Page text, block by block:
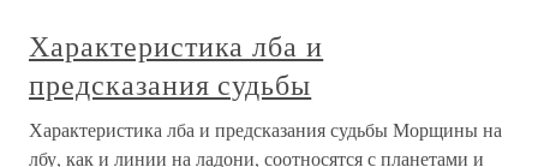
Характеристика лба и
предсказания судьбы
Характеристика лба и предсказания судьбы Морщины на
лбу, как и линии на ладони, соотносятся с планетами и